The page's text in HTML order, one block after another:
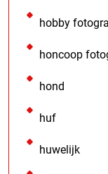
hobby
honcoop
hond
huf
huwelijk